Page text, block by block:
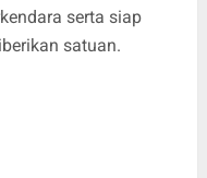
serta siap
satuan.